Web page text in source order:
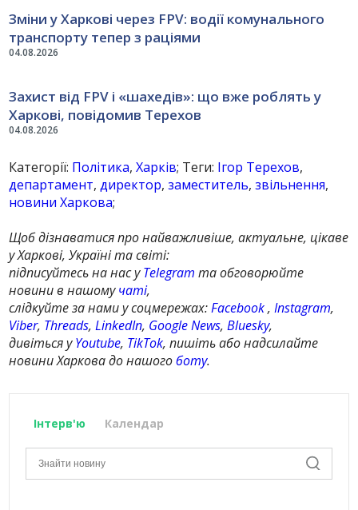
04.08.2026
Зміни у Харкові через FPV: водії комунального
транспорту тепер з раціями
04.08.2026
Захист від FPV і «шахедів»: що вже роблять у
Харкові, повідомив Терехов
Категорії: Політика,Харків; Теги: Ігор Терехов,
департамент,директор,заместитель,звільнення,
новини Харкова;
Щоб дізнаватися про найважливіше, актуальне, цікаве
у Харкові, Україні та світі:
підписуйтесь на нас уTelegram та обговорюйте
новини в нашомучаті,
слідкуйте за нами у соцмережах:Facebook,Instagram,
Viber, Threads,LinkedIn, Google News,Bluesky,
дивіться уYoutube, TikTok, пишіть або надсилайте
новини Харкова до нашогоботу.
Інтерв'ю Календар